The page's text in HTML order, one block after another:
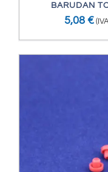
BARUDAN
5,08 €